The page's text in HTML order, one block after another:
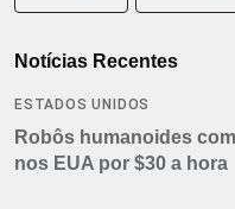
Notícias Recentes
ESTADOS UNIDOS
Robôs humanoides
nos EUA por $30 a hora